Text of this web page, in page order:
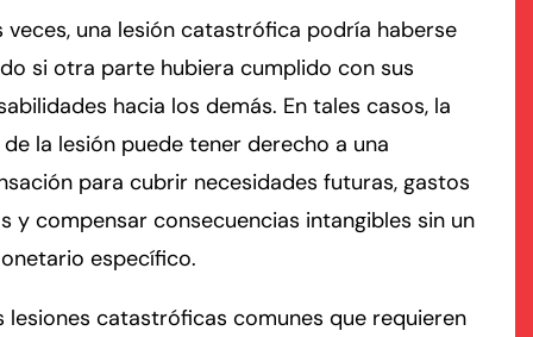
veces, una lesión catastrófica podría haberse
si otra parte hubiera cumplido con sus
hacia los demás. En tales casos, la
la lesión puede tener derecho a una
para cubrir necesidades futuras, gastos
y compensar consecuencias intangibles sin un
específico.
lesiones catastróficas comunes que requieren
8:30 AM – 5:00 PM
8:30 AM – 5:00 PM
Closed
8:30 AM – 5:00 PM
8:30 AM – 5:00 PM
Closed